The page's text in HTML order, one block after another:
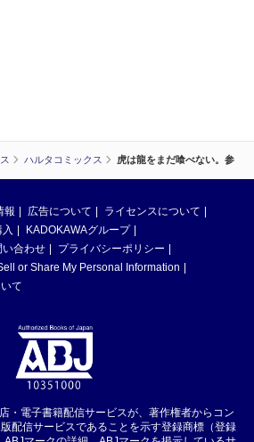
ハルタコミックス 虎は龍をまだ喰べない。参
報 広告について
ライセンスについて
KADOKAWAグループ
い合わせ
プライバシーポリシー
or Share My Personal Information
て
・電子書籍配信サービスが、著作権者からコン
配信サービスであることを示す登録商標（登録